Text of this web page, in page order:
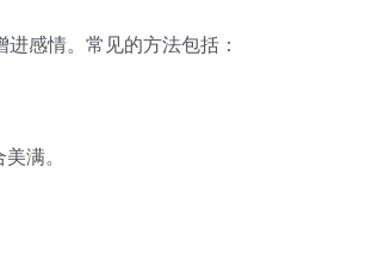
感情。常见的方法包括：
满。